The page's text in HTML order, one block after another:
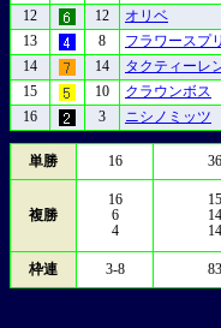
12
12 オリベ
13
8 フラワースプ
14
14 タクティーレ
15
10 クラウンボス
16
3 ニシノミッツ
単勝 16
複勝
16
6
4
枠連 3-8